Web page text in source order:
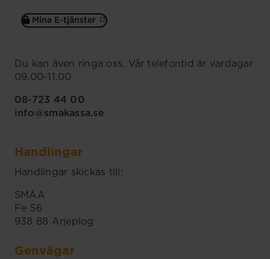
Mina E-tjänster
Du kan även ringa oss. Vår telefontid är vardagar
09.00-11.00
08-723 44 00
info@smakassa.se
Handlingar
Handlingar skickas till:
SMÅA
Fe 56
938 88 Arjeplog
Genvägar